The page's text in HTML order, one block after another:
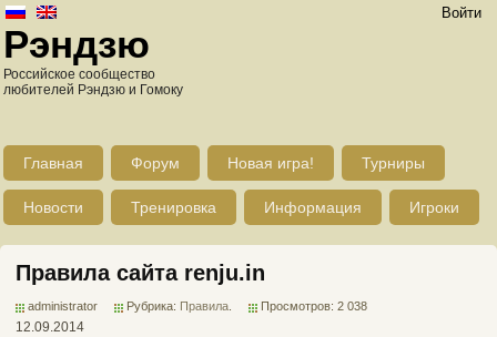
Войти
Рэндзю
Российское сообщество
любителей Рэндзю и Гомоку
Главная Форум Новая игра! Турниры
Новости Тренировка Информация Игроки
Правила сайта renju.in
administrator Рубрика: Правила Просмотров: 2 038
12.09.2014